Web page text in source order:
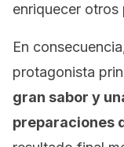
enriquecer otros
En
protagonista
gran sabor y
preparaciones